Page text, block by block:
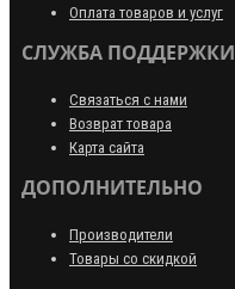
Оплата товаров и услуг
СЛУЖБА ПОДДЕРЖКИ
Связаться с нами
Возврат товара
Карта сайта
ДОПОЛНИТЕЛЬНО
Производители
Товары со скидкой